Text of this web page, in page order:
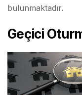
bulunmaktadır.
Geçici